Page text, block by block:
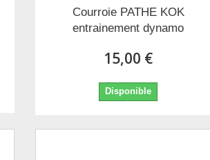
Courroie PATHE KOK
entrainement dynamo
15,00 €
Disponible